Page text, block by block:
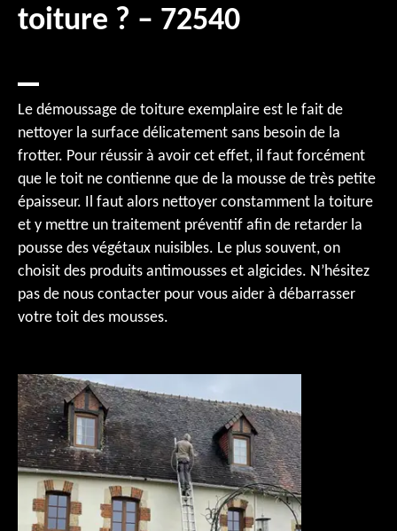
toiture ? – 72540
Le démoussage de toiture exemplaire est le fait de
nettoyer la surface délicatement sans besoin de la
frotter. Pour réussir à avoir cet effet, il faut forcément
que le toit ne contienne que de la mousse de très petite
épaisseur. Il faut alors nettoyer constamment la toiture
et y mettre un traitement préventif afin de retarder la
pousse des végétaux nuisibles. Le plus souvent, on
choisit des produits antimousses et algicides. N’hésitez
pas de nous contacter pour vous aider à débarrasser
votre toit des mousses.